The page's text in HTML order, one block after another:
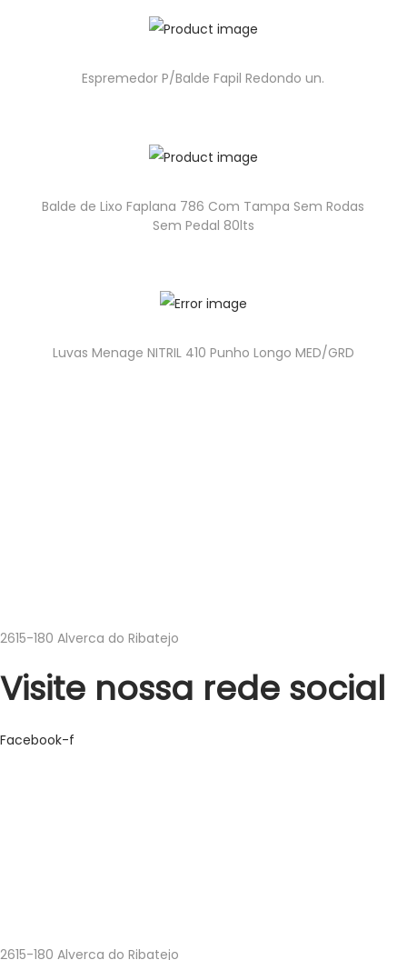
Espremedor P/Balde Fapil Redondo un.
Balde de Lixo Faplana 786 Com Tampa Sem Rodas
Sem Pedal 80lts
Luvas Menage NITRIL 410 Punho Longo MED/GRD
2615-180 Alverca do Ribatejo
Visite nossa rede social
Facebook-f
2615-180 Alverca do Ribatejo